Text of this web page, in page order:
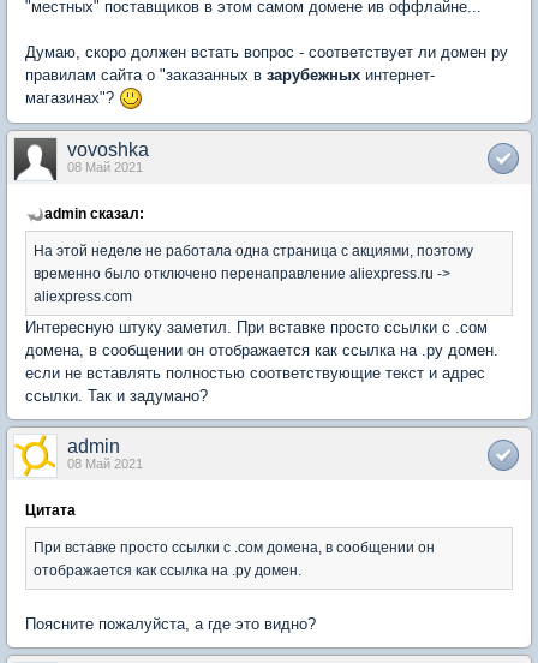
"местных" поставщиков в этом самом домене ив оффлайне...
Думаю, скоро должен встать вопрос - соответствует ли домен ру
правилам сайта о "заказанных в зарубежных интернет-
магазинах"?
vovoshka
08 Май 2021
admin сказал:
На этой неделе не работала одна страница с акциями, поэтому
временно было отключено перенаправление aliexpress.ru ->
aliexpress.com
Интересную штуку заметил. При вставке просто ссылки с .сом
домена, в сообщении он отображается как ссылка на .ру домен.
если не вставлять полностью соответствующие текст и адрес
ссылки. Так и задумано?
admin
08 Май 2021
Цитата
При вставке просто ссылки с .сом домена, в сообщении он
отображается как ссылка на .ру домен.
Поясните пожалуйста, а где это видно?